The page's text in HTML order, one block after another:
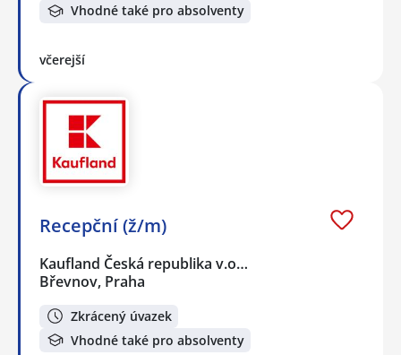
Vhodné také pro absolventy
včerejší
Recepční (ž/m)
Kaufland Česká republika v.o…
Břevnov, Praha
Zkrácený úvazek
Vhodné také pro absolventy